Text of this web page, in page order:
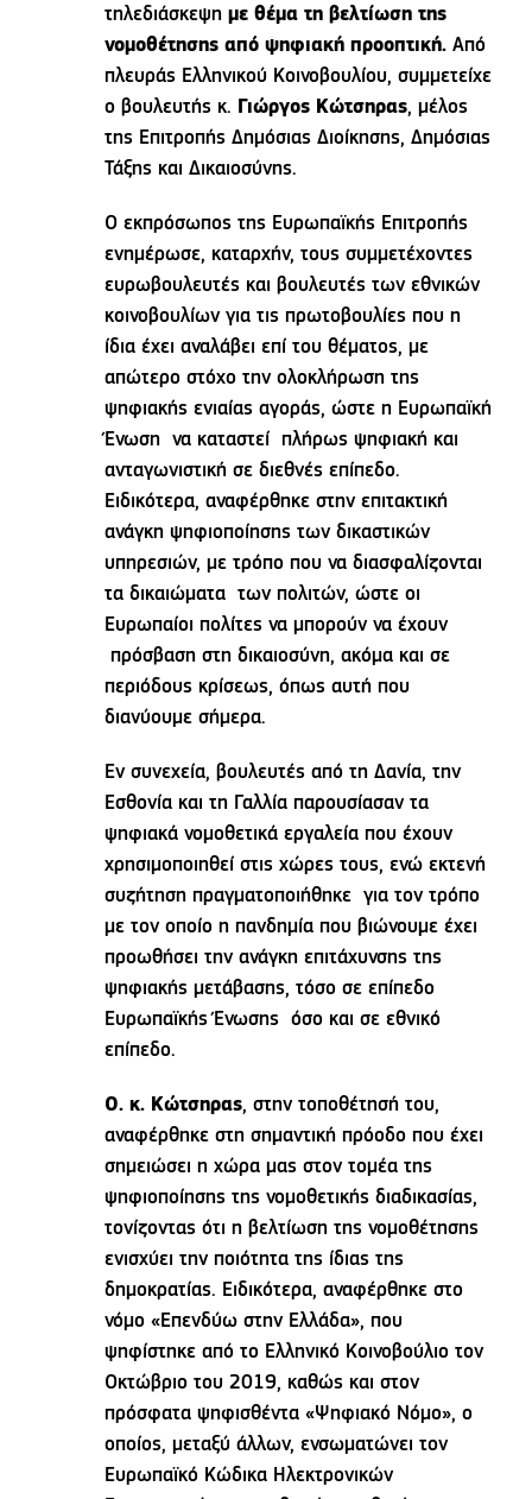
τηλεδιάσκεψημε θέμα τη βελτίωση της
νομοθέτησης από ψηφιακή προοπτική.Από
πλευράς Ελληνικού Κοινοβουλίου, συμμετείχε
ο βουλευτής κ. Γιώργος Κώτσηρας, μέλος
της Επιτροπής Δημόσιας Διοίκησης, Δημόσιας
Τάξης και Δικαιοσύνης.
Ο εκπρόσωπος της Ευρωπαϊκής Επιτροπής
ενημέρωσε, καταρχήν, τους συμμετέχοντες
ευρωβουλευτές και βουλευτές των εθνικών
κοινοβουλίων για τις πρωτοβουλίες που η
ίδια έχει αναλάβει επί του θέματος, με
απώτερο στόχο την ολοκλήρωση της
ψηφιακής ενιαίας αγοράς, ώστε η Ευρωπαϊκή
Ένωση να καταστεί πλήρως ψηφιακή και
ανταγωνιστική σε διεθνές επίπεδο.
Ειδικότερα, αναφέρθηκε στην επιτακτική
ανάγκη ψηφιοποίησης των δικαστικών
υπηρεσιών, με τρόπο που να διασφαλίζονται
τα δικαιώματα των πολιτών, ώστε οι
Ευρωπαίοι πολίτες να μπορούν να έχουν
πρόσβαση στη δικαιοσύνη, ακόμα και σε
περιόδους κρίσεως, όπως αυτή που
διανύουμε σήμερα.
Εν συνεχεία, βουλευτές από τη Δανία, την
Εσθονία και τη Γαλλία παρουσίασαν τα
ψηφιακά νομοθετικά εργαλεία που έχουν
χρησιμοποιηθεί στις χώρες τους, ενώ εκτενή
συζήτηση πραγματοποιήθηκε για τον τρόπο
με τον οποίο η πανδημία που βιώνουμε έχει
προωθήσει την ανάγκη επιτάχυνσης της
ψηφιακής μετάβασης, τόσο σε επίπεδο
Ευρωπαϊκής Ένωσης όσο και σε εθνικό
επίπεδο.
Ο. κ. Κώτσηρας, στην τοποθέτησή του,
αναφέρθηκε στη σημαντική πρόοδο που έχει
σημειώσει η χώρα μας στον τομέα της
ψηφιοποίησης της νομοθετικής διαδικασίας,
τονίζοντας ότι η βελτίωση της νομοθέτησης
ενισχύει την ποιότητα της ίδιας της
δημοκρατίας. Ειδικότερα, αναφέρθηκε στο
νόμο «Επενδύω στην Ελλάδα», που
ψηφίστηκε από το Ελληνικό Κοινοβούλιο τον
Οκτώβριο του 2019, καθώς και στον
πρόσφατα ψηφισθέντα «Ψηφιακό Νόμο», ο
οποίος, μεταξύ άλλων, ενσωματώνει τον
Ευρωπαϊκό Κώδικα Ηλεκτρονικών